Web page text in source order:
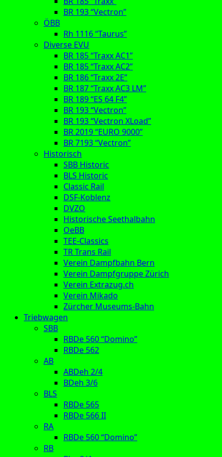
BR 193 “Vectron”
ÖBB
Rh 1116 “Taurus”
Diverse EVU
BR 185 “Traxx AC1”
BR 185 “Traxx AC2”
BR 186 “Traxx 2E”
BR 187 “Traxx AC3 LM”
BR 189 “ES 64 F4”
BR 193 “Vectron”
BR 193 “Vectron XLoad”
BR 2019 “EURO 9000”
BR 7193 “Vectron”
Historisch
SBB Historic
BLS Historic
Classic Rail
DSF-Koblenz
DVZO
Historische Seethalbahn
OeBB
TEE-Classics
TR Trans Rail
Verein Dampfbahn Bern
Verein Dampfgruppe Zürich
Verein Extrazug.ch
Verein Mikado
Zürcher Museums-Bahn
Triebwagen
SBB
RBDe 560 “Domino”
RBDe 562
AB
ABDeh 2/4
BDeh 3/6
BLS
RBDe 565
RBDe 566 II
RA
RBDe 560 “Domino”
RB